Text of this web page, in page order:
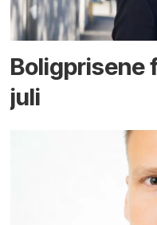
Boligprisene
juli